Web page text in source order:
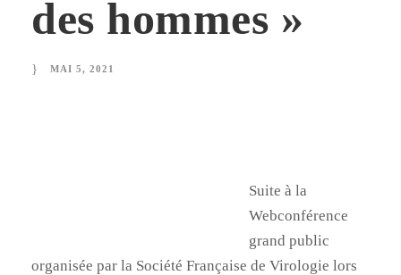
des hommes »
MAI 5, 2021
Suite à la
Webconférence
grand public
organisée par la Société Française de Virologie lors